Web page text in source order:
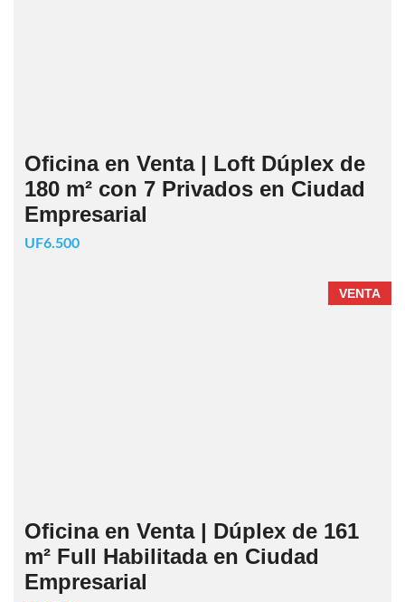
Oficina en Venta | Loft Dúplex de
180 m² con 7 Privados en Ciudad
Empresarial
UF6.500
VENTA
Oficina en Venta | Dúplex de 161
m² Full Habilitada en Ciudad
Empresarial